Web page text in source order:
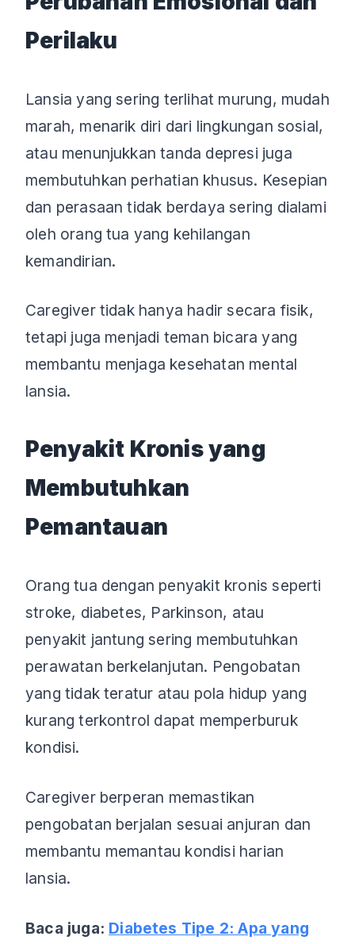
Perilaku
Lansia yang sering terlihat murung, mudah
marah, menarik diri dari lingkungan sosial,
atau menunjukkan tanda depresi juga
membutuhkan perhatian khusus. Kesepian
dan perasaan tidak berdaya sering dialami
oleh orang tua yang kehilangan
kemandirian.
Caregiver tidak hanya hadir secara fisik,
tetapi juga menjadi teman bicara yang
membantu menjaga kesehatan mental
lansia.
Penyakit Kronis yang
Membutuhkan
Pemantauan
Orang tua dengan penyakit kronis seperti
stroke, diabetes, Parkinson, atau
penyakit jantung sering membutuhkan
perawatan berkelanjutan. Pengobatan
yang tidak teratur atau pola hidup yang
kurang terkontrol dapat memperburuk
kondisi.
Caregiver berperan memastikan
pengobatan berjalan sesuai anjuran dan
membantu memantau kondisi harian
lansia.
Baca juga: Diabetes Tipe 2: Apa yang